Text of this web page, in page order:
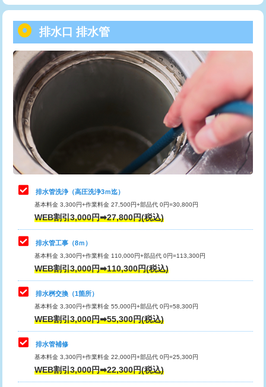
用（追加）/3ｍ超え)
給水管工事※（ライニング鋼管・銅
管・ポリ管・HT管使用/3ｍまで)
44,000円
給水管工事※（ライニング鋼管・銅
管・ポリ管・HT管使用/3ｍ超え)
+8,800円
排水管工事（土の掘削・埋め戻し作
業）
11,000円~
排水管工事（排水管工事/3ｍまで） 55,000円
排水管工事（追加 排水管工事/3ｍ超
え）
マス交換（土の掘削・埋め戻し作業）
マス交換（深さ50㎝未満）
マス交換（深さ50㎝以上）
コンクリート斫り（厚さ10㎝まで）
コンクリート斫り（厚さ10㎝超え）
モルタル補修（厚さ10㎝まで）
モルタル補修（厚さ10㎝超え）
トーラー機使用/3mまで
追加トーラー機使用/3m超え +3,300円
カメラ調査 33,000円
桝清掃 8,800円
止水・漏水調査・防水処理・清掃・修
理・調整・分解・加工など（軽作業）
11,000円
止水・漏水調査・防水処理・清掃・修
理・調整・分解・加工など（中作業）
22,000円
止水・漏水調査・防水処理・清掃・修
理・調整・分解・加工など（重作業）
33,000円
その他部品の脱着
交換・取付（タンク）
交換・取付(単水栓（壁付・デッキ
式）)
交換・取付(混合水栓（壁付・デッキ
式・ワンホール）)
16,500円+材料費
交換・取付(排水栓・排水トラップ
排水口 排水管
排水管洗浄（高圧洗浄3ｍ迄）
基本料金 3,300円+作業料金 27,500円+部品代 0円=30,800円
WEB割引3,000円➡27,800円(税込)
排水管工事（8ｍ）
基本料金 3,300円+作業料金 110,000円+部品代 0円=113,300円
WEB割引3,000円➡110,300円(税込)
排水桝交換（1箇所）
基本料金 3,300円+作業料金 55,000円+部品代 0円=58,300円
WEB割引3,000円➡55,300円(税込)
排水管補修
基本料金 3,300円+作業料金 22,000円+部品代 0円=25,300円
WEB割引3,000円➡22,300円(税込)